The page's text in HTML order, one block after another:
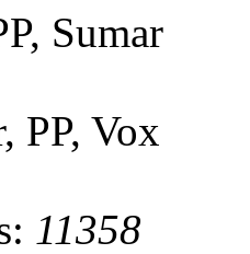
Sumar
PP, Vox
11358